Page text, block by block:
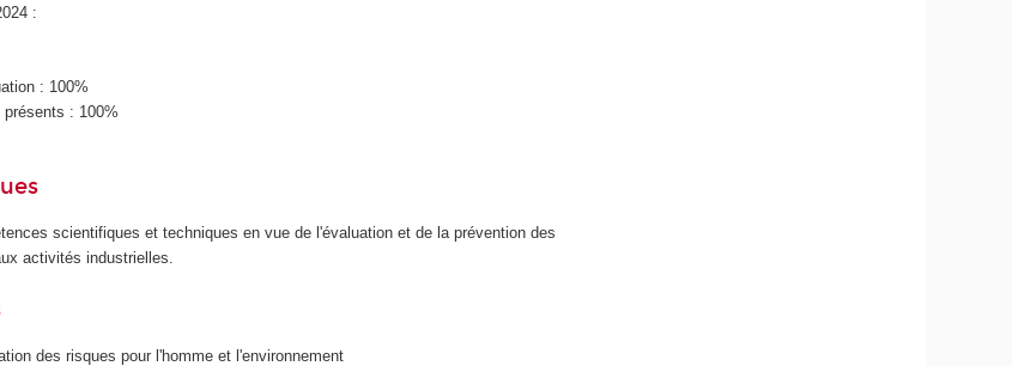
:
: 100%
: 100%
scientifiques et techniques en vue de l'évaluation et de la prévention des
activités industrielles.
des risques pour l'homme et l'environnement